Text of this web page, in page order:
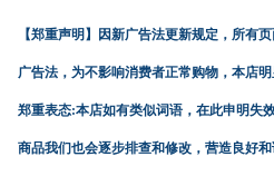
【郑重声明】 因新广告法更新规定，所有
广告法，为不影响消费者正常购物，本店
郑重表态:本店如有类似词语，在此申明失
商品我们也会逐步排查和修改，营造良好